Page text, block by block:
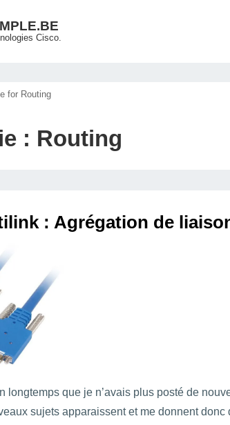
Cisco.
for Routing
: Routing
: Agrégation de
longtemps que je n’avais plus posté de
sujets apparaissent et me donnent